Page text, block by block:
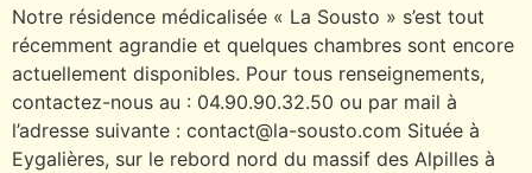
Notre résidence médicalisée « La Sousto » s’est tout
récemment agrandie et quelques chambres sont encore
actuellement disponibles. Pour tous renseignements,
contactez-nous au : 04.90.90.32.50 ou par mail à
l’adresse suivante : contact@la-sousto.com Située à
Eygalières, sur le rebord nord du massif des Alpilles à